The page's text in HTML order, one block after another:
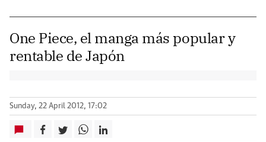
One Piece, el manga más popular y
rentable de Japón
Sunday, 22 April 2012, 17:02